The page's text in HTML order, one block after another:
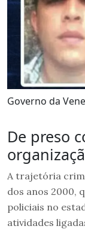
Governo da
De preso
A trajetória
dos anos 2000,
policiais no
atividades